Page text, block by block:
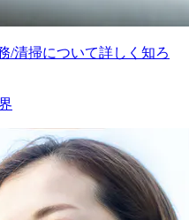
/清掃について詳しく知ろ